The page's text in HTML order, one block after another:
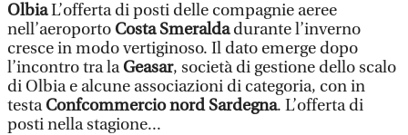
OlbiaL’offerta di posti delle compagnie aeree
nell’aeroporto Costa Smeraldadurante l’inverno
cresce in modo vertiginoso. Il dato emerge dopo
l’incontro tra laGeasar, società di gestione dello scalo
di Olbia e alcune associazioni di categoria, con in
testaConfcommercio nord Sardegna. L’offerta di
posti nella stagione...